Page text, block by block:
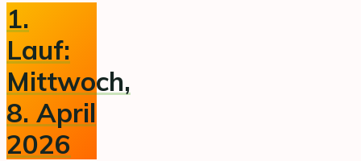
1.
Lauf:
Mittwoch,
8. April
2026